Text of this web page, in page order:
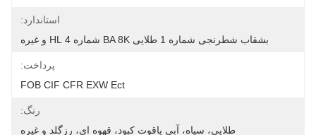
استاندارد:
بشقاب شطرنجی شماره 1 طلایی BA 8K شماره 4 HL و غیره
پرداخت:
FOB CIF CFR EXW Ect
رنگ:
طلایی، سیاه، آبی یاقوت کبود، قهوه ای، رزگلد و غیره